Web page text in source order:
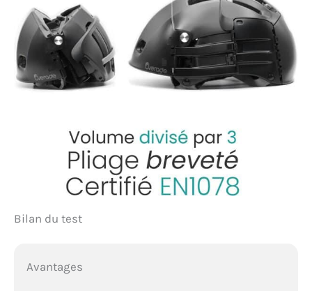
Bilan du test
Avantages